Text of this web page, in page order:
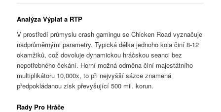
Analýza Výplat a RTP
V prostředí průmyslu crash gamingu se Chicken Road vyznačuje
nadprůměrnými parametry. Typická délka jednoho kola činí 8-12
okamžiků, což dovoluje dynamickou hráčskou seanci bez
nepotřebného čekání. Horní možná odměna činí majestátního
multiplikátoru 10,000x, to při nejvyšší sázce znamená
předpokládanou zisk převyšující 500 mil. korun.
Rady Pro Hráče